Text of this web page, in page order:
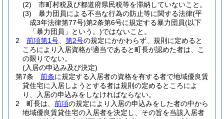
(2)
市町村税及び都道府県民税等を滞納していないこと。
(3)
暴力団員による不当な行為の防止等に関する法律(平
成3年法律第77号)第2条第6号に規定する暴力団員(以下
「暴力団員」という。)ではないこと。
2
前項第1号 第2号の規定にかかわらず、規則に定めると
ころにより入居資格が適当であると町長が認めた者は、こ
の限りでない。
(入居の申込み及び決定)
第7条
前条に規定する入居者の資格を有する者で地域優良賃
貸住宅に入居しようとする者は規則の定めるところによ
り、入居の申込みをしなければならない。
2
町長は、 前項の規定により入居の申込みをした者の中から
地域優良賃貸住宅の入居者を決定し、その旨を当該入居者